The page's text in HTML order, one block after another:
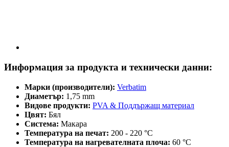
Информация за продукта и технически данни:
Марки (производители): Verbatim
Диаметър: 1,75 mm
Видове продукти: PVA & Поддържащ материал
Цвят: Бял
Система: Макара
Температура на печат: 200 - 220 °C
Температура на нагревателната плоча: 60 °C